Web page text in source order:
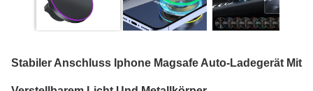
Stabiler Anschluss Iphone Magsafe Auto-Ladegerät Mit